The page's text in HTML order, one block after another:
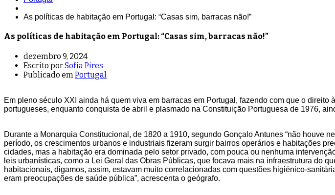
As políticas de habitação em Portugal: “Casas sim, barracas não!”
As políticas de habitação em Portugal: “Casas sim, barracas não!”
dezembro 9, 2024
Escrito porSofia Pires
Publicado em Portugal
Em pleno século XXI ainda há quem viva em barracas em Portugal, fazendo com que o direito
portugueses, enquanto conquista de abril e plasmado na Constituição Portuguesa de 1976,
Durante a Monarquia Constitucional, de 1820 a 1910, segundo Gonçalo Antunes “não houve
período, os crescimentos urbanos e industriais fizeram surgir bairros operários e habitações
cidades, mas a habitação era dominada pelo setor privado, com pouca ou nenhuma
leis urbanísticas, como a Lei Geral das Obras Públicas, que focava mais na infraestrutura do
habitacionais, digamos, assim, estavam muito correlacionadas com questões higiénico-
eram preocupações de saúde pública”, acrescenta o geógrafo.